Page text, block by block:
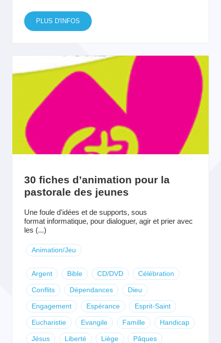
PLUS D'INFOS
30 fiches d’animation pour la
pastorale des jeunes
Une foule d'idées et de supports, sous
format informatique, pour dialoguer, agir et prier avec
les (...)
Animation/Jeu
Argent Bible CD/DVD Célébration
Conflits Dépendances Dieu
Engagement Espérance Esprit-Saint
Eucharistie Evangile Famille Handicap
Jésus Liberté Liège Pâques